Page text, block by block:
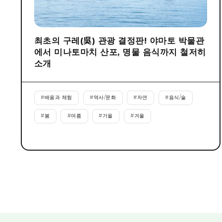
최초의 구레(吳) 관광 결정판! 야마토 박물관
에서 미나토마치 산포, 명물 음식까지 철저히
소개
#배움과 체험 #역사/문화 #자연 #음식/술
#봄 #여름 #가을 #겨울